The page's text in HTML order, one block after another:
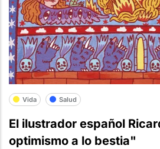
Vida Salud
El ilustrador español
optimismo a lo bestia"